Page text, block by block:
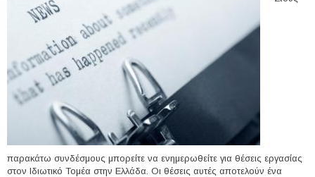
παρακάτω συνδέσμους μπορείτε να ενημερωθείτε για θέσεις εργασίας
στον Ιδιωτικό Τομέα στην Ελλάδα. Οι θέσεις αυτές αποτελούν ένα